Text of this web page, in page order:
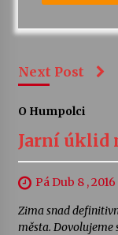
Next Post
O Humpolci
Jarní úklid
Pá Dub 8 , 2016
Zima snad
města. Dovolujeme